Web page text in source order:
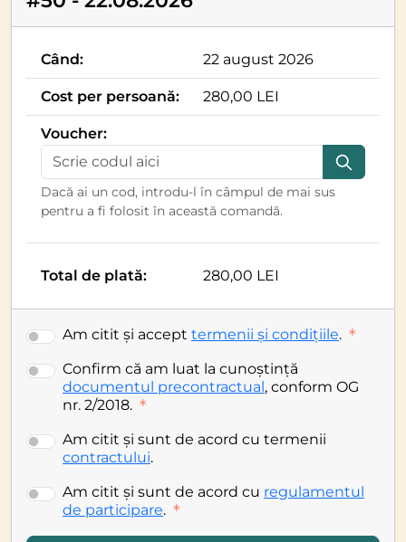
Când: 22 august 2026
Cost per persoană: 280,00 LEI
Voucher:
Dacă ai un cod, introdu-l în câmpul de mai sus
pentru a fi folosit în această comandă.
Total de plată: 280,00 LEI
Am citit și accept termenii și condițiile.
Confirm că am luat la cunoștință
documentul precontractual, conform OG
nr. 2/2018.
Am citit și sunt de acord cu termenii
contractului.
Am citit și sunt de acord cu regulamentul
de participare.